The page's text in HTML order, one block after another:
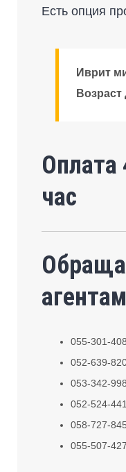
Есть опция
Иврит
Возраст
Оплата
час
055-301-
052-639-
053-342-
052-524-
058-727-
055-507-